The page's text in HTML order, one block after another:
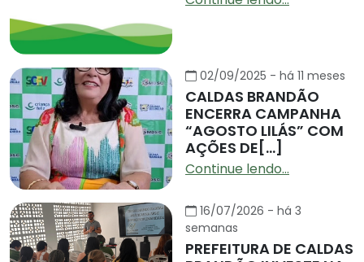
02/09/2025 - há 11 meses
CALDAS BRANDÃO
ENCERRA CAMPANHA
“AGOSTO LILÁS” COM
AÇÕES DE[...]
Continue lendo...
16/07/2026 - há 3
semanas
PREFEITURA DE CALDAS